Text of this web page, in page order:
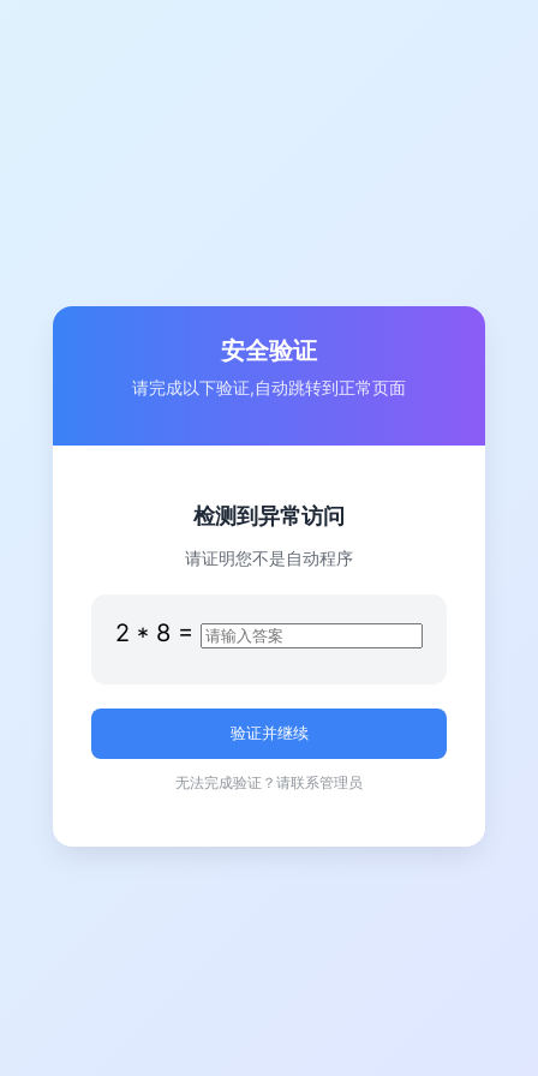
安全验证
请完成以下验证,自动跳转到正常页面
检测到异常访问
请证明您不是自动程序
2 * 8 =
无法完成验证？请联系管理员